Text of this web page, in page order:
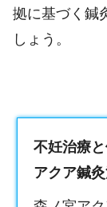
拠に基づく鍼
しょう。
不妊治療
アクア鍼